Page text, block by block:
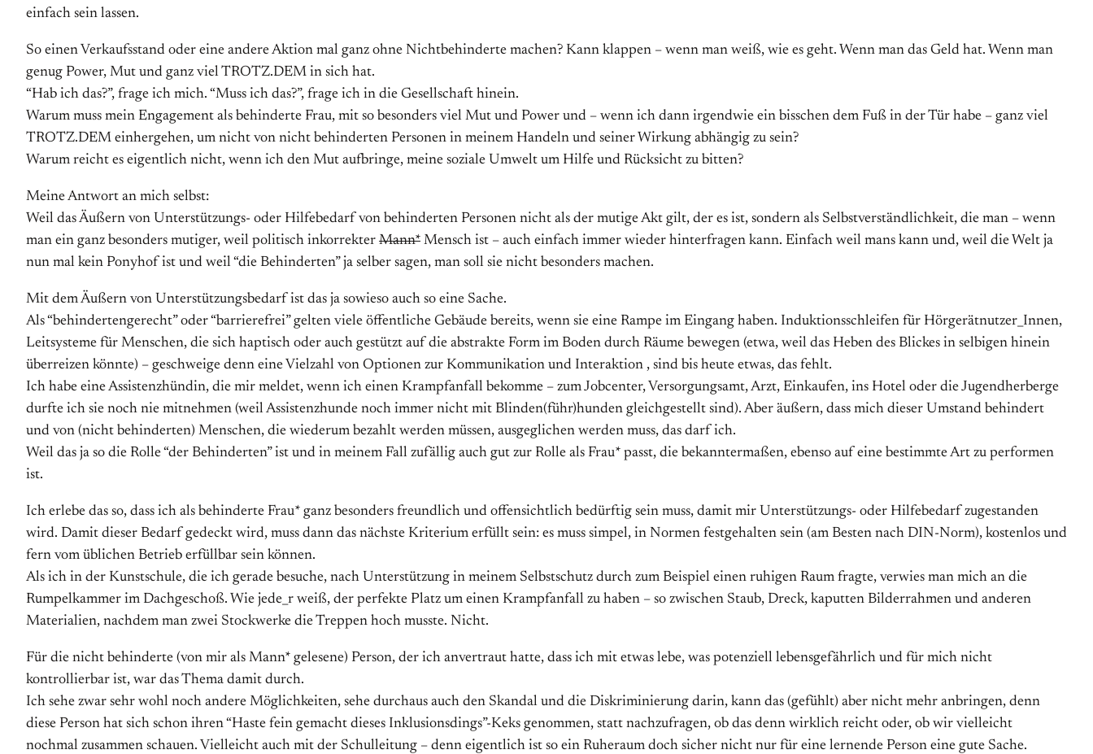
einfach sein lassen.
So einen Verkaufsstand oder eine andere Aktion mal ganz ohne Nichtbehinderte machen? Kann klappen – wenn man weiß, wie es geht. Wenn man das Geld hat. Wenn man
genug Power, Mut und ganz viel TROTZ.DEM in sich hat.
“Hab ich das?”, frage ich mich. “Muss ich das?”, frage ich in die Gesellschaft hinein.
Warum muss mein Engagement als behinderte Frau, mit so besonders viel Mut und Power und – wenn ich dann irgendwie ein bisschen dem Fuß in der Tür habe – ganz viel
TROTZ.DEM einhergehen, um nicht von nicht behinderten Personen in meinem Handeln und seiner Wirkung abhängig zu sein?
Warum reicht es eigentlich nicht, wenn ich den Mut aufbringe, meine soziale Umwelt um Hilfe und Rücksicht zu bitten?
Meine Antwort an mich selbst:
Weil das Äußern von Unterstützungs- oder Hilfebedarf von behinderten Personen nicht als der mutige Akt gilt, der es ist, sondern als Selbstverständlichkeit, die man – wenn
man ein ganz besonders mutiger, weil politisch inkorrekter Mann* Mensch ist – auch einfach immer wieder hinterfragen kann. Einfach weil mans kann und, weil die Welt ja
nun mal kein Ponyhof ist und weil “die Behinderten” ja selber sagen, man soll sie nicht besonders machen.
Mit dem Äußern von Unterstützungsbedarf ist das ja sowieso auch so eine Sache.
Als “behindertengerecht” oder “barrierefrei” gelten viele öffentliche Gebäude bereits, wenn sie eine Rampe im Eingang haben. Induktionsschleifen für Hörgerätnutzer_Innen,
Leitsysteme für Menschen, die sich haptisch oder auch gestützt auf die abstrakte Form im Boden durch Räume bewegen (etwa, weil das Heben des Blickes in selbigen hinein
überreizen könnte) – geschweige denn eine Vielzahl von Optionen zur Kommunikation und Interaktion , sind bis heute etwas, das fehlt.
Ich habe eine Assistenzhündin, die mir meldet, wenn ich einen Krampfanfall bekomme – zum Jobcenter, Versorgungsamt, Arzt, Einkaufen, ins Hotel oder die Jugendherberge
durfte ich sie noch nie mitnehmen (weil Assistenzhunde noch immer nicht mit Blinden(führ)hunden gleichgestellt sind). Aber äußern, dass mich dieser Umstand behindert
und von (nicht behinderten) Menschen, die wiederum bezahlt werden müssen, ausgeglichen werden muss, das darf ich.
Weil das ja so die Rolle “der Behinderten” ist und in meinem Fall zufällig auch gut zur Rolle als Frau* passt, die bekanntermaßen, ebenso auf eine bestimmte Art zu performen
ist.
Ich erlebe das so, dass ich als behinderte Frau* ganz besonders freundlich und offensichtlich bedürftig sein muss, damit mir Unterstützungs- oder Hilfebedarf zugestanden
wird. Damit dieser Bedarf gedeckt wird, muss dann das nächste Kriterium erfüllt sein: es muss simpel, in Normen festgehalten sein (am Besten nach DIN-Norm), kostenlos und
fern vom üblichen Betrieb erfüllbar sein können.
Als ich in der Kunstschule, die ich gerade besuche, nach Unterstützung in meinem Selbstschutz durch zum Beispiel einen ruhigen Raum fragte, verwies man mich an die
Rumpelkammer im Dachgeschoß. Wie jede_r weiß, der perfekte Platz um einen Krampfanfall zu haben – so zwischen Staub, Dreck, kaputten Bilderrahmen und anderen
Materialien, nachdem man zwei Stockwerke die Treppen hoch musste. Nicht.
Für die nicht behinderte (von mir als Mann* gelesene) Person, der ich anvertraut hatte, dass ich mit etwas lebe, was potenziell lebensgefährlich und für mich nicht
kontrollierbar ist, war das Thema damit durch.
Ich sehe zwar sehr wohl noch andere Möglichkeiten, sehe durchaus auch den Skandal und die Diskriminierung darin, kann das (gefühlt) aber nicht mehr anbringen, denn
diese Person hat sich schon ihren “Haste fein gemacht dieses Inklusionsdings”-Keks genommen, statt nachzufragen, ob das denn wirklich reicht oder, ob wir vielleicht
nochmal zusammen schauen. Vielleicht auch mit der Schulleitung – denn eigentlich ist so ein Ruheraum doch sicher nicht nur für eine lernende Person eine gute Sache.